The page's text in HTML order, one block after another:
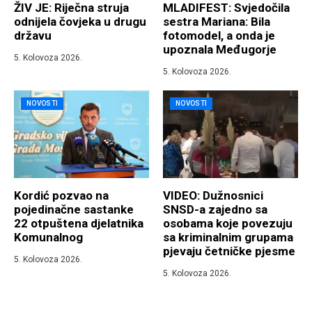
ŽIV JE: Riječna struja
odnijela čovjeka u drugu
državu
5. Kolovoza 2026.
MLADIFEST: Svjedočila
sestra Mariana: Bila
fotomodel, a onda je
upoznala Međugorje
5. Kolovoza 2026.
NOVOSTI
Kordić pozvao na
pojedinačne sastanke
22 otpuštena djelatnika
Komunalnog
5. Kolovoza 2026.
NOVOSTI
VIDEO: Dužnosnici
SNSD-a zajedno sa
osobama koje povezuju
sa kriminalnim grupama
pjevaju četničke pjesme
5. Kolovoza 2026.